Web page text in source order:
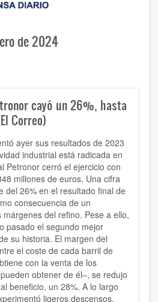
de 2024
cayó un 26%, hasta
Correo)
ayer sus resultados de 2023
industrial está radicada en
Petronor cerró el ejercicio con
millones de euros. Una cifra
del 26% en el resultado final de
consecuencia de un
del refino. Pese a ello,
pasado el segundo mejor
su historia. El margen del
el coste de cada barril de
con la venta de los
obtener de él–, se redujo
beneficio, un 28%. A lo largo
ligeros descensos,